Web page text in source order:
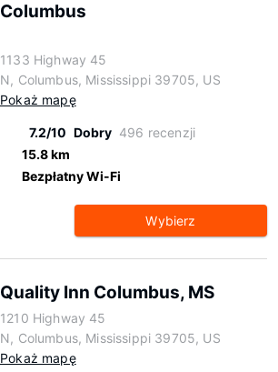
Columbus
1133 Highway 45
N, Columbus, Mississippi 39705, US
Pokaż mapę
7.2/10 Dobry 496 recenzji
15.8 km
Bezpłatny Wi-Fi
Wybierz
Quality Inn Columbus, MS
1210 Highway 45
N, Columbus, Mississippi 39705, US
Pokaż mapę